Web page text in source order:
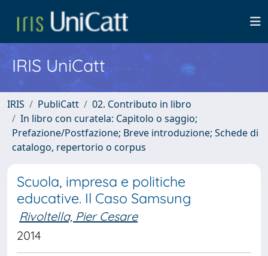
IRIS UniCatt
IRIS PubliCatt
02. Contributo in libro
In libro con curatela: Capitolo o saggio;
Prefazione/Postfazione; Breve introduzione; Schede di
catalogo, repertorio o corpus
Scuola, impresa e politiche
educative. Il Caso Samsung
Rivoltella, Pier Cesare
2014